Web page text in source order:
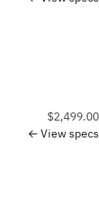
$2,499.00
View specs ←